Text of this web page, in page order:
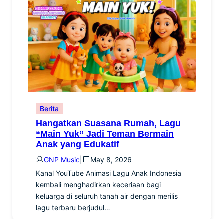
Berita
Hangatkan Suasana Rumah, Lagu
“Main Yuk” Jadi Teman Bermain
Anak yang Edukatif
GNP Music
May 8, 2026
Kanal YouTube Animasi Lagu Anak Indonesia
kembali menghadirkan keceriaan bagi
keluarga di seluruh tanah air dengan merilis
lagu terbaru berjudul…